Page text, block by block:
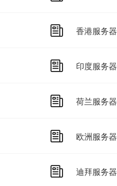
香港服务器
印度服务器
荷兰服务器
欧洲服务器
迪拜服务器